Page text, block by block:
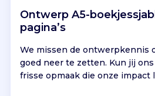
Ontwerp A5-
pagina’s
We missen de ontwerpkennis
goed neer te zetten. Kun jij
frisse opmaak die onze impact